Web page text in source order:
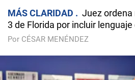
MÁS CLARIDAD
Juez ordena
3 de Florida por incluir
Por CÉSAR MENÉNDEZ